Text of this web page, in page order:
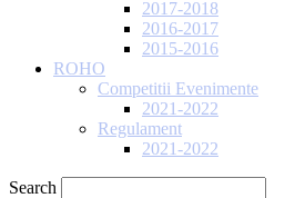
2017-2018
2016-2017
2015-2016
ROHO
Competitii Evenimente
2021-2022
Regulament
2021-2022
Search